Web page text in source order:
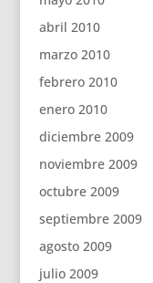
abril 2010
marzo 2010
febrero 2010
enero 2010
diciembre 2009
noviembre 2009
octubre 2009
septiembre 2009
agosto 2009
julio 2009